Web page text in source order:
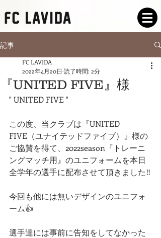
記事
『UNITED FIVE』様
FC LAVIDA
2022年4月20日 読了時間: 2分
" UNITED FIVE "
この度、当クラブは『UNITED
FIVE（ユナイテッドファイブ）』様の
ご協賛を得て、2022season『トレーニ
ングマッチ用』のユニフォームを本日
全学年の選手に配布させて頂きました‼️
今回も他には無いデザインのユニフォ
ーム👍
選手達には事前に告知をしてなかった